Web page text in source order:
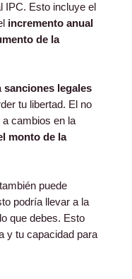
IPC. Esto incluye el
incremento anual
de la
sanciones legales
tu libertad. El no
a cambios en la
monto de la
también puede
podría llevar a la
que debes. Esto
y tu capacidad para